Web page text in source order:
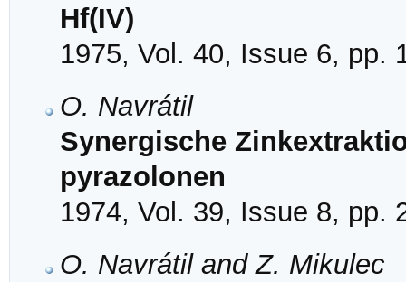
Hf(IV)
1975, Vol. 40, Issue 6, pp.
O. Navrátil
Synergische
pyrazolonen
1974, Vol. 39, Issue 8, pp.
O. Navrátil and Z. Mikulec